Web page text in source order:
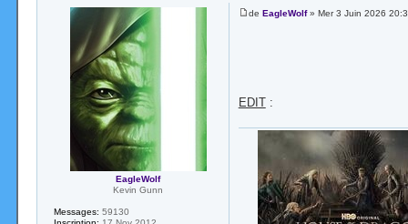
de EagleWolf» Mer 3 Juin 2026
EDIT:
EagleWolf
Kevin Gunn
Messages: 59130